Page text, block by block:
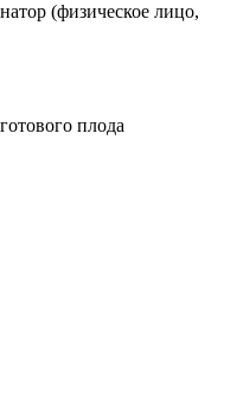
(физическое лицо,
плода